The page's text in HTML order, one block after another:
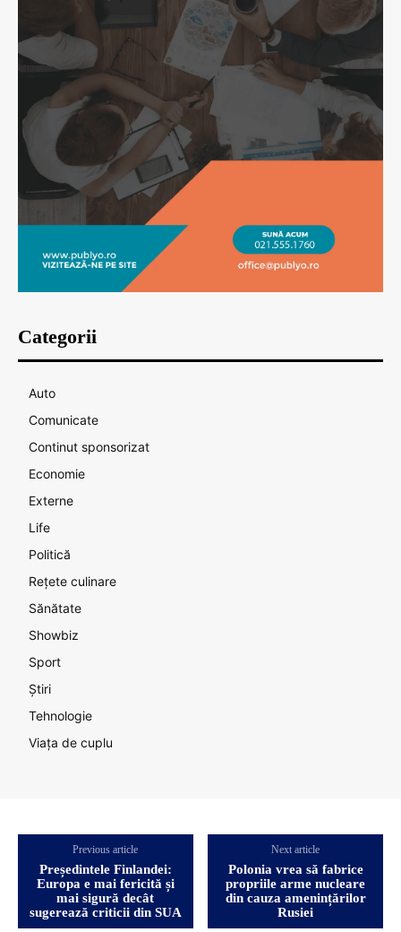
Categorii
Auto
Comunicate
Continut sponsorizat
Economie
Externe
Life
Politică
Rețete culinare
Sănătate
Showbiz
Sport
Știri
Tehnologie
Viața de cuplu
Previous article
Președintele Finlandei:
Europa e mai fericită și
mai sigură decât
sugerează criticii din SUA
Next article
Polonia vrea să fabrice
propriile arme nucleare
din cauza amenințărilor
Rusiei